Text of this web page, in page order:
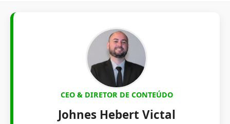
CEO & DIRETOR DE CONTEÚDO
Johnes Hebert Victal